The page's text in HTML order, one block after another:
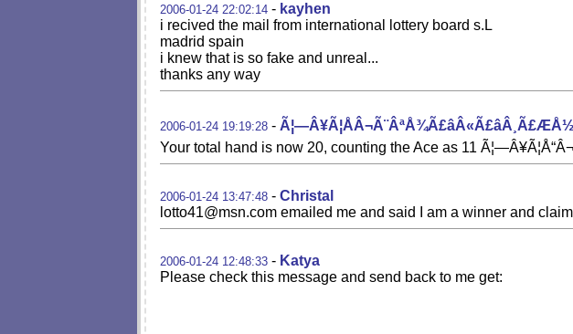
2006-01-24 22:02:14 - kayhen
i recived the mail from international lottery board s.L
madrid spain
i knew that is so fake and unreal...
thanks any way
2006-01-24 19:19:28 - Ã¦—Â¥Ã¦ÅÂ¬Ã¨ÂªÅ¾Ã£âÂ«Ã£âÂ¸Ã£ÆÅ½
Your total hand is now 20, counting the Ace as 11
2006-01-24 13:47:48 - Christal
lotto41@msn.com emailed me and said I am a winner and
2006-01-24 12:48:33 - Katya
Please check this message and send back to me get: